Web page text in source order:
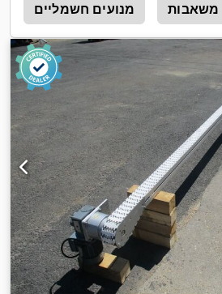
מנועים חשמליים משאבות